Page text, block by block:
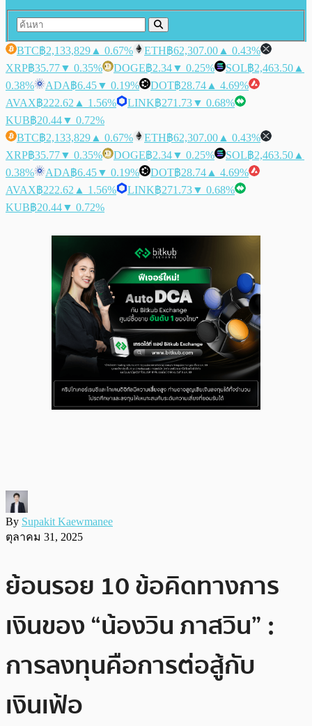
BTC฿2,133,829 ▲ 0.67% ETH฿62,307.00 ▲ 0.43%
XRP฿35.77▼ 0.35% DOGE฿2.34▼ 0.25% SOL฿2,463.50 ▲
0.38%
ADA฿6.45▼ 0.19% DOT฿28.74 ▲ 4.69%
AVAX฿222.62 ▲ 1.56% LINK฿271.73▼ 0.68%
KUB฿20.44▼ 0.72%
BTC฿2,133,829 ▲ 0.67% ETH฿62,307.00 ▲ 0.43%
XRP฿35.77▼ 0.35% DOGE฿2.34▼ 0.25% SOL฿2,463.50 ▲
0.38%
ADA฿6.45▼ 0.19% DOT฿28.74 ▲ 4.69%
AVAX฿222.62 ▲ 1.56% LINK฿271.73▼ 0.68%
KUB฿20.44▼ 0.72%
By Supakit Kaewmanee
ตุลาคม 31, 2025
ย้อนรอย 10 ข้อคิดทางการ
เงินของ “น้องวิน ภาสวิน” :
การลงทุนคือการต่อสู้กับ
เงินเฟ้อ